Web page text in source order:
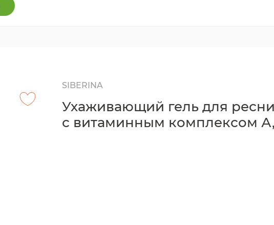
SIBERINA
Ухаживающий гель для
с витаминным комплексом